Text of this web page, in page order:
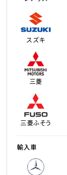
スズキ
三菱
三菱ふそう
輸入車